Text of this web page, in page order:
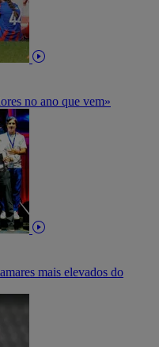
no ano que vem»
mais elevados do